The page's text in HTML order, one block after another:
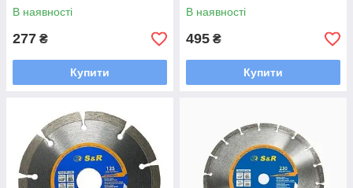
В наявності
277 ₴
Купити
В наявності
495 ₴
Купити